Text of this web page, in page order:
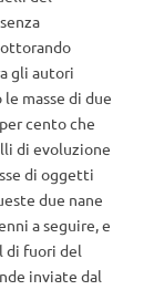
gli autori
masse di due
cento che
di evoluzione
di oggetti
due nane
a seguire, e
di fuori del
inviate dal